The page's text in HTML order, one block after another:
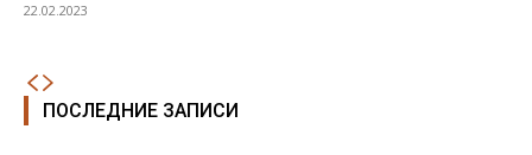
22.02.2023
ПОСЛЕДНИЕ ЗАПИСИ